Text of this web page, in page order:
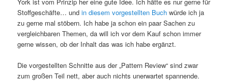
Stoffgeschäfte… undin diesem vorgestellten Buch würde ich ja
zu gerne mal stöbern. Ich habe ja schon ein paar Sachen zu
vergleichbaren Themen, da will ich vor dem Kauf schon immer
gerne wissen, ob der Inhalt das was ich habe ergänzt.
Die vorgestellten Schnitte aus der „Pattern Review“ sind zwar
zum großen Teil nett, aber auch nichts unerwartet spannende.